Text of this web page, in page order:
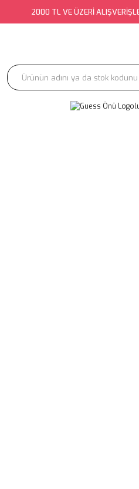
2000 TL VE ÜZERİ